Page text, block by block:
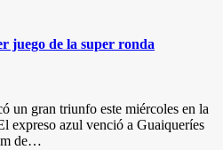
juego de la super ronda
un gran triunfo este miércoles en la
expreso azul venció a Guaiqueríes
de…